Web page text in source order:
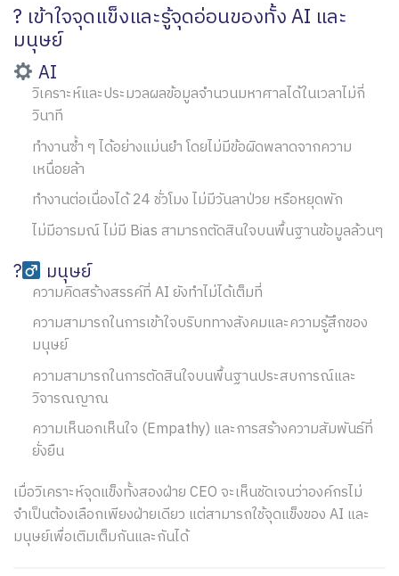
? เข้าใจจุดแข็งและรู้จุดอ่อนของทั้ง AI และ
มนุษย์
AI
วิเคราะห์และประมวลผลข้อมูลจำนวนมหาศาลได้ในเวลาไม่กี่
วินาที
ทำงานซ้ำ ๆ ได้อย่างแม่นยำ โดยไม่มีข้อผิดพลาดจากความ
เหนื่อยล้า
ทำงานต่อเนื่องได้ 24 ชั่วโมง ไม่มีวันลาป่วย หรือหยุดพัก
ไม่มีอารมณ์ ไม่มี Bias สามารถตัดสินใจบนพื้นฐานข้อมูลล้วนๆ
?‍ มนุษย์
ความคิดสร้างสรรค์ที่ AI ยังทำไม่ได้เต็มที่
ความสามารถในการเข้าใจบริบททางสังคมและความรู้สึกของ
มนุษย์
ความสามารถในการตัดสินใจบนพื้นฐานประสบการณ์และ
วิจารณญาณ
ความเห็นอกเห็นใจ (Empathy) และการสร้างความสัมพันธ์ที่
ยั่งยืน
เมื่อวิเคราะห์จุดแข็งทั้งสองฝ่าย CEO จะเห็นชัดเจนว่าองค์กรไม่
จำเป็นต้องเลือกเพียงฝ่ายเดียว แต่สามารถใช้จุดแข็งของ AI และ
มนุษย์เพื่อเติมเต็มกันและกันได้